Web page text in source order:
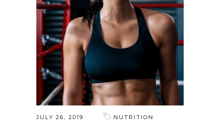
JULY 26, 2019 NUTRITION